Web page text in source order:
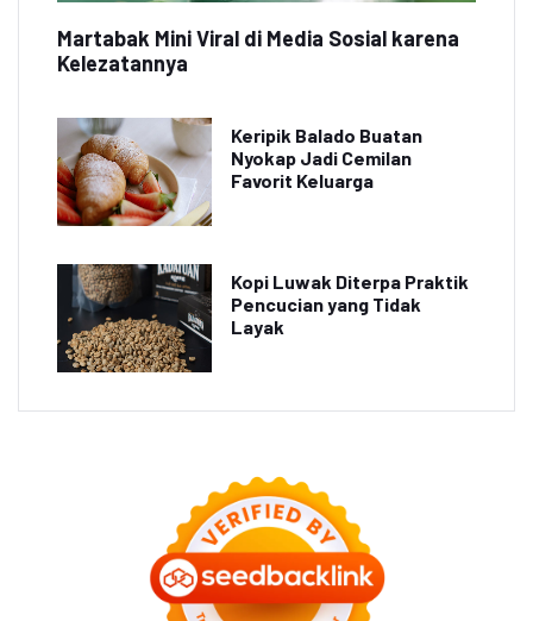
Martabak Mini Viral di Media Sosial karena
Kelezatannya
Keripik Balado Buatan
Nyokap Jadi Cemilan
Favorit Keluarga
Kopi Luwak Diterpa Praktik
Pencucian yang Tidak
Layak